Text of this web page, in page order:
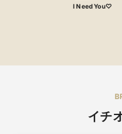
I Need You♡
イチ